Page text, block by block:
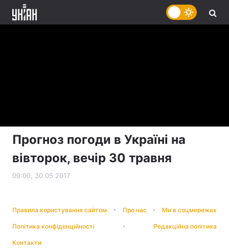
Прогноз погоди в Україні на
вівторок, вечір 30 травня
09:00, 30.05.2017
Правила користування сайтом Про нас Ми в соцмережах
Політика конфіденційності Редакційна політика
Контакти